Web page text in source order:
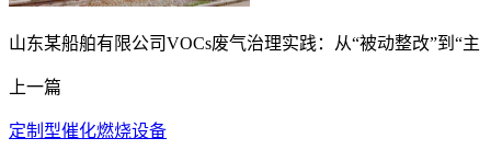
山东某船舶有限公司VOCs废气治理实践：从“被动整改”到“主
上一篇
定制型催化燃烧设备